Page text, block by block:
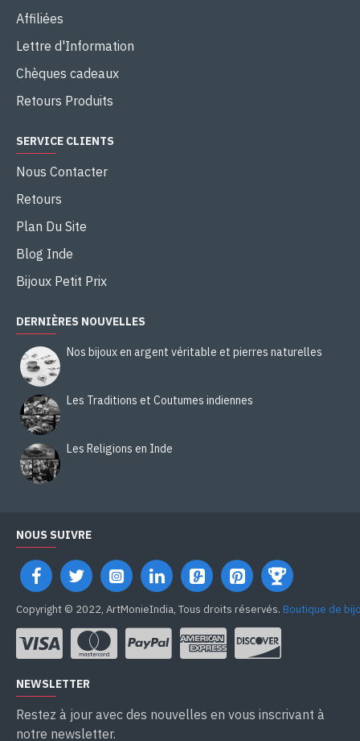
Affiliées
Lettre d'Information
Chèques cadeaux
Retours Produits
SERVICE CLIENTS
Nous Contacter
Retours
Plan Du Site
Blog Inde
Bijoux Petit Prix
DERNIÈRES NOUVELLES
Nos bijoux en argent véritable et pierres naturelles
Les Traditions et Coutumes indiennes
Les Religions en Inde
NOUS SUIVRE
Copyright © 2022, ArtMonieIndia, Tous droits réservés. Boutique de
NEWSLETTER
Restez à jour avec des nouvelles en vous inscrivant à
notre newsletter.